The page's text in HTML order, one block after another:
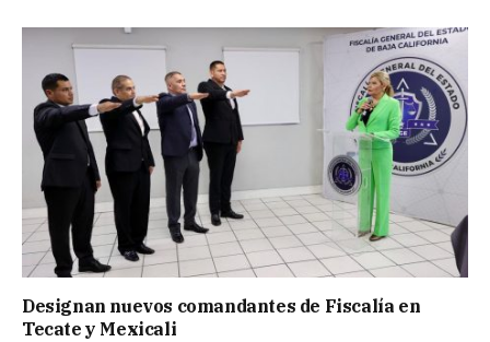
Designan nuevos comandantes de Fiscalía en
Tecate y Mexicali